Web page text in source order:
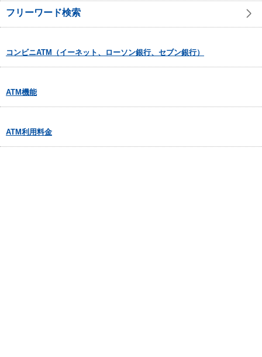
フリーワード検索
コンビニATM（イーネット、ローソン銀行、セブン銀行）
ATM機能
ATM利用料金